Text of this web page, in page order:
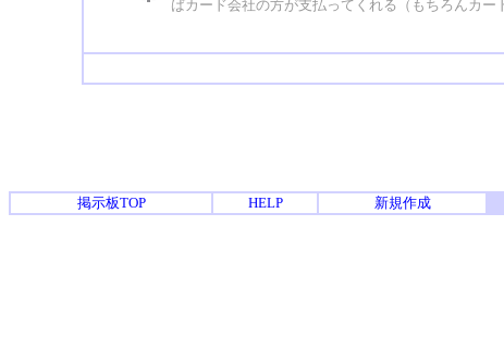
ばカード会社の方が支払ってくれる（もちろんカ
掲示板TOP HELP 新規作成